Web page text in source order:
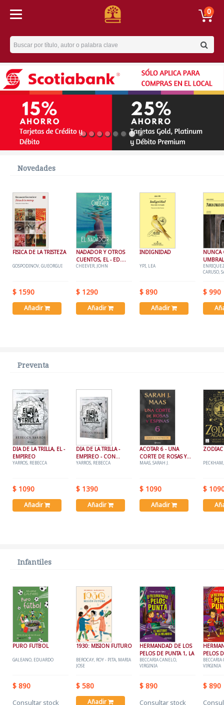
0
Username
Novedades
FISICA DE LA TRISTEZA
GOSPODINOV, GUEORGUI
$ 1590
Añadir
NADADOR Y OTROS
CUENTOS, EL - ED.
ILUSTRADA
CHEEVER, JOHN
$ 1290
Añadir
INDIGNIDAD
YPI, LEA
$ 890
Añadir
NUNCA
UMBRAL
CARUSO,
$ 990
Preventa
DIA DE LA TRILLA, EL -
EMPIREO
YARROS, REBECCA
$ 1090
Añadir
DIA DE LA TRILLA -
EMPIREO - CON
CANTOS TINTADOS
YARROS, REBECCA
$ 1390
Añadir
ACOTAR 6 - UNA
CORTE DE ROSAS Y
ESPINAS 6
MAAS, SARAH J.
$ 1090
Añadir
ZODIAC
$
Infantiles
PURO FUTBOL
GALEANO, EDUARDO
$ 890
Consultar stock
1930: MISION FUTURO
BEROCAY, ROY - PITA, MARIA
JOSE
$ 580
Añadir
HERMANDAD DE LOS
PELOS DE PUNTA 1, LA
BECCARIA CANELO,
VIRGINIA
$ 890
Consultar stock
PELOS
BECCARIA
VIRGINIA
$ 890